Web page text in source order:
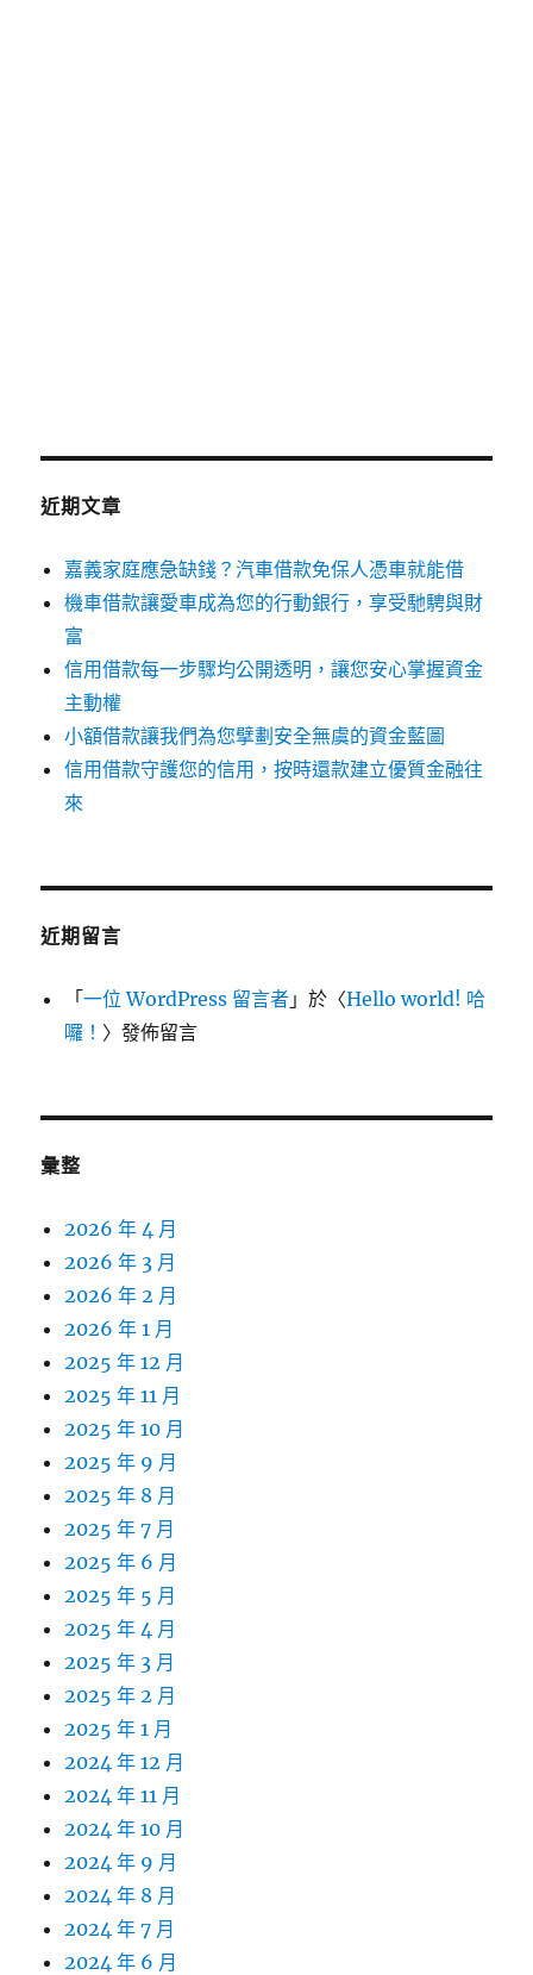
近期文章
嘉義家庭應急缺錢？汽車借款免保人憑車就能借
機車借款讓愛車成為您的行動銀行，享受馳騁與財
富
信用借款每一步驟均公開透明，讓您安心掌握資金
主動權
小額借款讓我們為您擘劃安全無虞的資金藍圖
信用借款守護您的信用，按時還款建立優質金融往
來
近期留言
「一位 WordPress 留言者 」於〈Hello world! 哈
囉！ 〉發佈留言
彙整
2026 年 4 月
2026 年 3 月
2026 年 2 月
2026 年 1 月
2025 年 12 月
2025 年 11 月
2025 年 10 月
2025 年 9 月
2025 年 8 月
2025 年 7 月
2025 年 6 月
2025 年 5 月
2025 年 4 月
2025 年 3 月
2025 年 2 月
2025 年 1 月
2024 年 12 月
2024 年 11 月
2024 年 10 月
2024 年 9 月
2024 年 8 月
2024 年 7 月
2024 年 6 月